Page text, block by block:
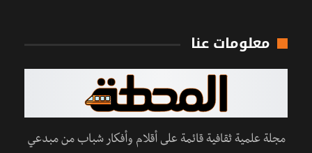
معلومات عنا
مجلة علمية ثقافية قائمة على أقلام وأفكار شباب من مبدعي